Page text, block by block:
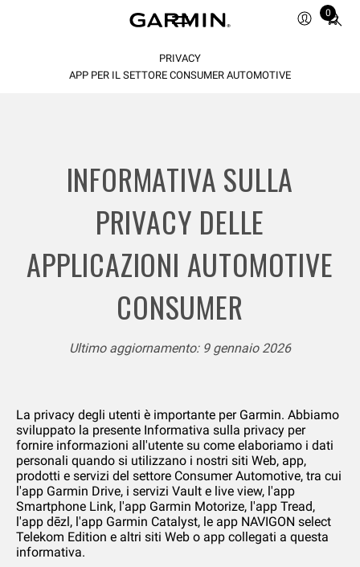
0
Total
items
PRIVACY
APP PER IL SETTORE CONSUMER AUTOMOTIVE
INFORMATIVA SULLA
PRIVACY DELLE
APPLICAZIONI AUTOMOTIVE
CONSUMER
Ultimo aggiornamento: 9 gennaio 2026
La privacy degli utenti è importante per Garmin. Abbiamo
sviluppato la presente Informativa sulla privacy per
fornire informazioni all'utente su come elaboriamo i dati
personali quando si utilizzano i nostri siti Web, app,
prodotti e servizi del settore Consumer Automotive, tra cui
l'app Garmin Drive, i servizi Vault e live view, l'app
Smartphone Link, l'app Garmin Motorize, l'app Tread,
l'app dēzl, l'app Garmin Catalyst, le app NAVIGON select
Telekom Edition e altri siti Web o app collegati a questa
informativa.